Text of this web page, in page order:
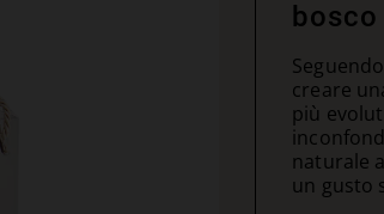
creare
più
naturale
un gusto